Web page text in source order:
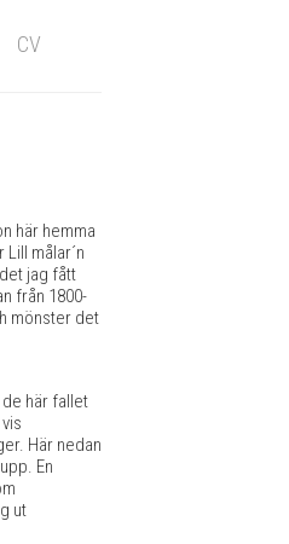
CV
här hemma
målar´n
jag fått
från 1800-
mönster det
de här fallet
Här nedan
En
ut